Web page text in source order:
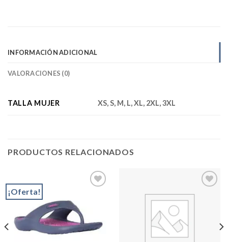
INFORMACIÓN ADICIONAL
VALORACIONES (0)
TALLA MUJER XS, S, M, L, XL, 2XL, 3XL
PRODUCTOS RELACIONADOS
¡Oferta!
wishlist